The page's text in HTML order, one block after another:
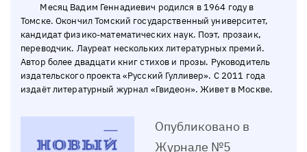
Месяц Вадим Геннадиевич родился в 1964 году в
Томске. Окончил Томский государственный университет,
кандидат физико-математических наук. Поэт, прозаик,
переводчик. Лауреат нескольких литературных премий.
Автор более двадцати книг стихов и прозы. Руководитель
издательского проекта «Русский Гулливер». С 2011 года
издаёт литературный журнал «Гвидеон». Живет в Москве.
Опубликовано в
Журнале №5